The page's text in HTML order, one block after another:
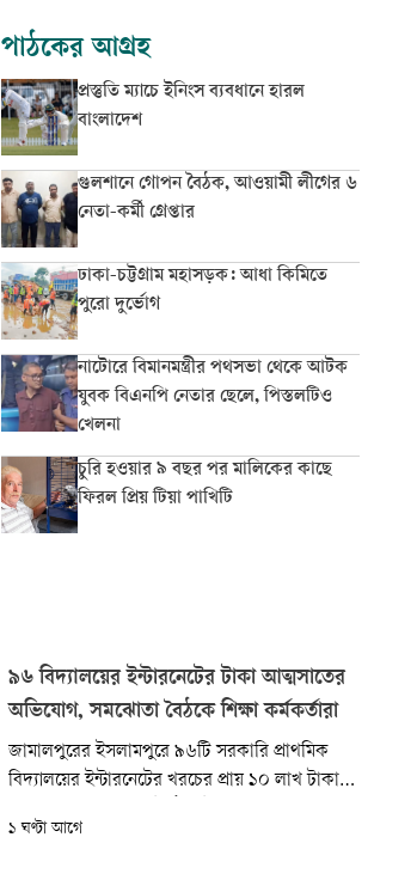
পাঠকের আগ্রহ
প্রস্তুতি ম্যাচে ইনিংস ব্যবধানে হারল
বাংলাদেশ
গুলশানে গোপন বৈঠক, আওয়ামী লীগের ৬
নেতা-কর্মী গ্রেপ্তার
ঢাকা-চট্টগ্রাম মহাসড়ক: আধা কিমিতে
পুরো দুর্ভোগ
নাটোরে বিমানমন্ত্রীর পথসভা থেকে আটক
যুবক বিএনপি নেতার ছেলে, পিস্তলটিও
খেলনা
চুরি হওয়ার ৯ বছর পর মালিকের কাছে
ফিরল প্রিয় টিয়া পাখিটি
৯৬ বিদ্যালয়ের ইন্টারনেটের টাকা আত্মসাতের
অভিযোগ, সমঝোতা বৈঠকে শিক্ষা কর্মকর্তারা
জামালপুরের ইসলামপুরে ৯৬টি সরকারি প্রাথমিক
বিদ্যালয়ের ইন্টারনেটের খরচের প্রায় ১০ লাখ টাকা
শিক্ষা কর্মকর্তা ও সহকারী শিক্ষা কর্মকর্তাদের বিরুদ্ধে।
১ ঘণ্টা আগে